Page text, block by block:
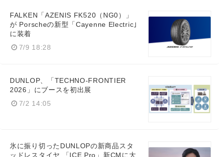
FALKEN「AZENIS FK520（NG0）」
が Porscheの新型「Cayenne Electric｣
に装着
7/9 18:28
DUNLOP、「TECHNO-FRONTIER
2026」にブースを初出展
7/2 14:05
氷に振り切ったDUNLOPの新商品スタ
ッドレスタイヤ 「ICE Pro」新CMに大